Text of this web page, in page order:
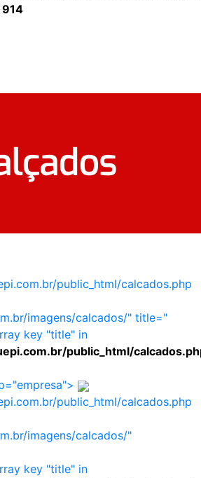
914
public_html/calcados.php
imagens/calcados/" title="
key "title" in
public_html/
public_html/calcados.php
imagens/calcados/"
key "title" in